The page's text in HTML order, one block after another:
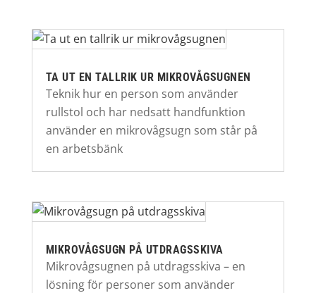
TA UT EN TALLRIK UR MIKROVÅGSUGNEN
Teknik hur en person som använder
rullstol och har nedsatt handfunktion
använder en mikrovågsugn som står på
en arbetsbänk
MIKROVÅGSUGN PÅ UTDRAGSSKIVA
Mikrovågsugnen på utdragsskiva – en
lösning för personer som använder